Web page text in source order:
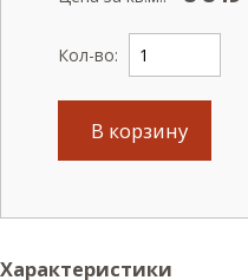
Кол-во:
В корзину
Характеристики